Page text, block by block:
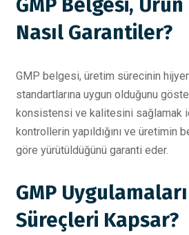
GMP Belgesi,
Nasıl Garantiler?
GMP belgesi, üretim sürecinin
standartlarına uygun olduğunu
konsistensi ve kalitesini sağlamak
kontrollerin yapıldığını ve üretimin
göre yürütüldüğünü garanti eder.
GMP
Süreçleri Kapsar?